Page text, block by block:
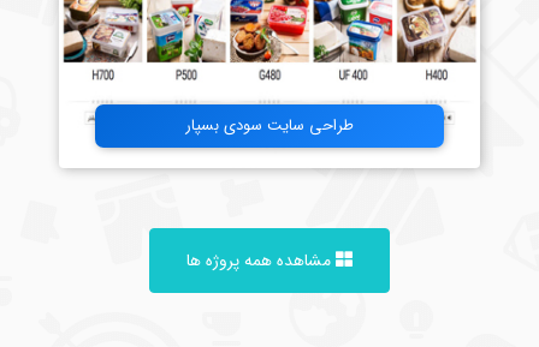
طراحی سایت سودی بسپار
مشاهده همه پروژه ها